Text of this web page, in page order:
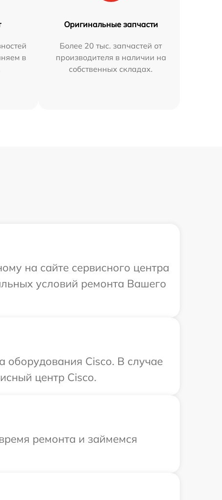
в
Оригинальные запчасти
Более 20 тыс. запчастей от
производителя в наличии на
собственных складах.
на сайте сервисного центра
условий ремонта Вашего
Cisco. В случае
центр Cisco.
ремонта и займемся